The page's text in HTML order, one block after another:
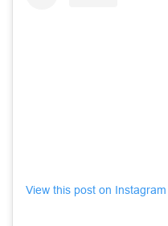
View this post on Instagram